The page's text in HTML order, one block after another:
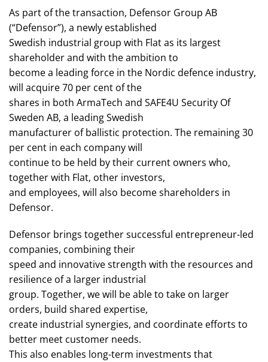
As part of the transaction, Defensor Group AB
(“Defensor”), a newly established
Swedish industrial group with Flat as its largest
shareholder and with the ambition to
become a leading force in the Nordic defence industry,
will acquire 70 per cent of the
shares in both ArmaTech and SAFE4U Security Of
Sweden AB, a leading Swedish
manufacturer of ballistic protection. The remaining 30
per cent in each company will
continue to be held by their current owners who,
together with Flat, other investors,
and employees, will also become shareholders in
Defensor.
Defensor brings together successful entrepreneur-led
companies, combining their
speed and innovative strength with the resources and
resilience of a larger industrial
group. Together, we will be able to take on larger
orders, build shared expertise,
create industrial synergies, and coordinate efforts to
better meet customer needs.
This also enables long-term investments that